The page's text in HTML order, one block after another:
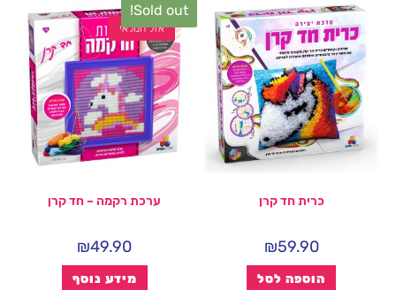
כרית חד קרן
₪59.90
הוספה לסל
Sold out!
אזל המלאי
ערכת רקמה – חד קרן
₪49.90
מידע נוסף